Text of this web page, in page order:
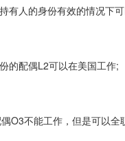
人的身份有效的情况下可
配偶L2可以在美国工作;
不能工作，但是可以全